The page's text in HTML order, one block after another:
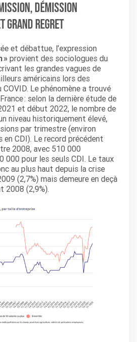
démission
grand regret
et débattue, l’expression
» provient des sociologues du
les grandes vagues de
américains lors des
Le phénomène a trouvé
: selon la dernière étude de
et début 2022, le nombre de
niveau historiquement élevé,
par trimestre (environ
en CDI). Le record précédent
2008, avec 510 000
000 pour les seuls CDI. Le taux
au plus haut depuis la crise
(2,7%) mais demeure en deçà
2008 (2,9%).